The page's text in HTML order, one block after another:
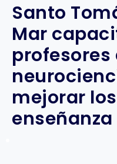
Santo
Mar
profesores
mejorar
enseñanza